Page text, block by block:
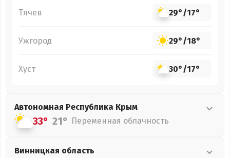
Тячев 29°/17°
Ужгород 29°/18°
Хуст 30°/17°
Автономная Республика Крым
33° 21° Переменная облачность
Винницкая область